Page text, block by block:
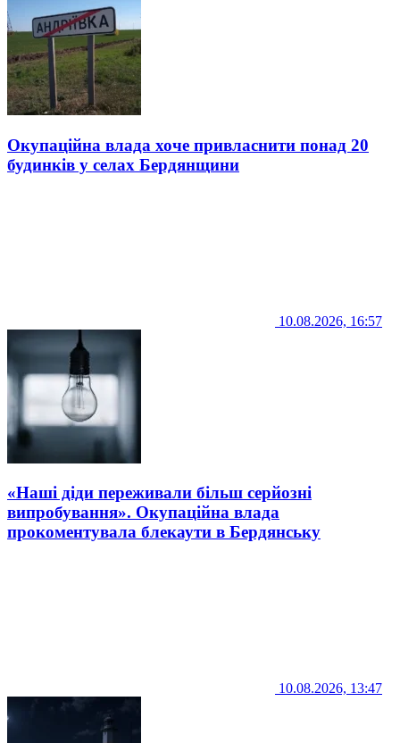
Окупаційна влада хоче привласнити понад 20
будинків у селах Бердянщини
10.08.2026, 16:57
«Наші діди переживали більш серйозні
випробування». Окупаційна влада
прокоментувала блекаути в Бердянську
10.08.2026, 13:47